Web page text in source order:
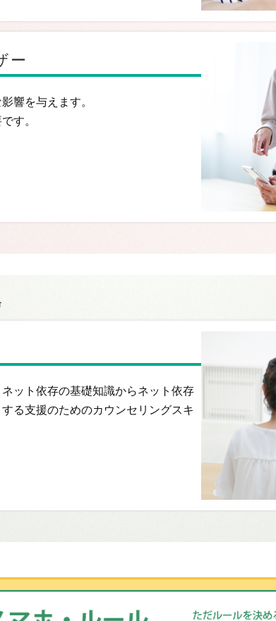
ー
響を与えます。
す。
ット依存の基礎知識からネット依存
る支援のためのカウンセリングスキ